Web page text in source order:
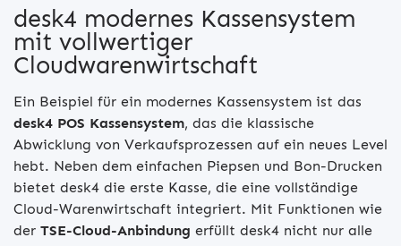
desk4 modernes Kassensystem
mit vollwertiger
Cloudwarenwirtschaft
Ein Beispiel für ein modernes Kassensystem ist das
desk4 POS Kassensystem, das die klassische
Abwicklung von Verkaufsprozessen auf ein neues Level
hebt. Neben dem einfachen Piepsen und Bon-Drucken
bietet desk4 die erste Kasse, die eine vollständige
Cloud-Warenwirtschaft integriert. Mit Funktionen wie
der TSE-Cloud-Anbindung erfüllt desk4 nicht nur alle